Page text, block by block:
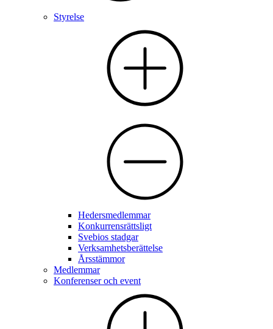
Styrelse
Hedersmedlemmar
Konkurrensrättsligt
Svebios stadgar
Verksamhetsberättelse
Årsstämmor
Medlemmar
Konferenser och event